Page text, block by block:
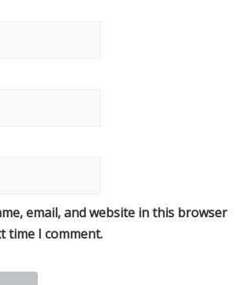
email, and website in this browser
time I comment.